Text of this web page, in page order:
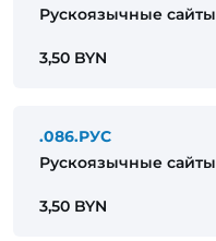
Рускоязычные сайты
3,50 BYN
.086.РУС
Рускоязычные сайты
3,50 BYN